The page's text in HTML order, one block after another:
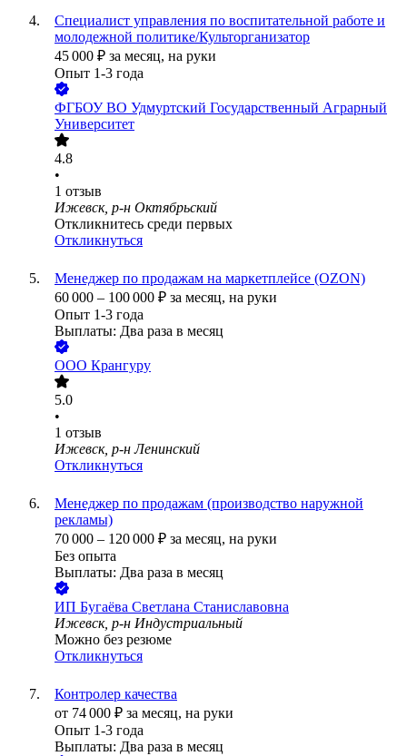
Специалист управления по воспитательной работе и
молодежной политике/Культорганизатор
45 000 ₽ за месяц, на руки
Опыт 1-3 года
ФГБОУ ВО Удмуртский Государственный Аграрный
Университет
4.8
•
1 отзыв
Ижевск, р-н Октябрьский
Откликнитесь среди первых
Откликнуться
Менеджер по продажам на маркетплейсе (OZON)
60 000 – 100 000 ₽ за месяц, на руки
Опыт 1-3 года
Выплаты: Два раза в месяц
ООО Крангуру
5.0
•
1 отзыв
Ижевск, р-н Ленинский
Откликнуться
Менеджер по продажам (производство наружной
рекламы)
70 000 – 120 000 ₽ за месяц, на руки
Без опыта
Выплаты: Два раза в месяц
ИП Бугаёва Светлана Станиславовна
Ижевск, р-н Индустриальный
Можно без резюме
Откликнуться
Контролер качества
от 74 000 ₽ за месяц, на руки
Опыт 1-3 года
Выплаты: Два раза в месяц